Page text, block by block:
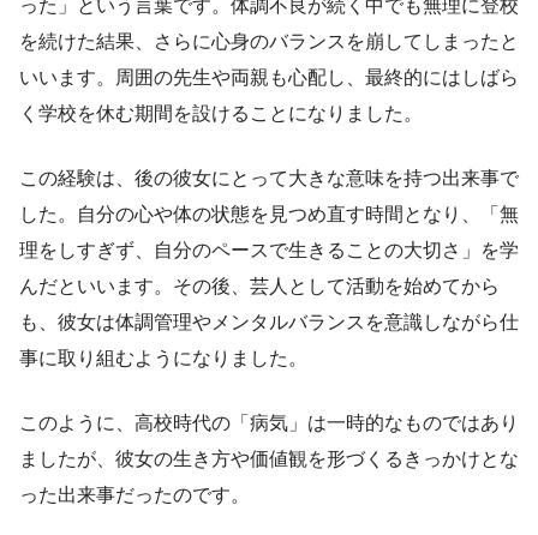
った」という言葉です。体調不良が続く中でも無理に登校
を続けた結果、さらに心身のバランスを崩してしまったと
いいます。周囲の先生や両親も心配し、最終的にはしばら
く学校を休む期間を設けることになりました。
この経験は、後の彼女にとって大きな意味を持つ出来事で
した。自分の心や体の状態を見つめ直す時間となり、「無
理をしすぎず、自分のペースで生きることの大切さ」を学
んだといいます。その後、芸人として活動を始めてから
も、彼女は体調管理やメンタルバランスを意識しながら仕
事に取り組むようになりました。
このように、高校時代の「病気」は一時的なものではあり
ましたが、彼女の生き方や価値観を形づくるきっかけとな
った出来事だったのです。